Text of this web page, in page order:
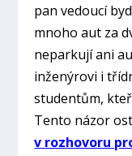
pan vedoucí
mnoho aut za
neparkují ani
inženýrovi i
studentům,
Tento názor
v rozhovoru